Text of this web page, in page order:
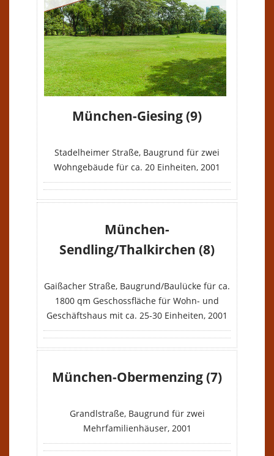
München-Giesing (9)
Stadelheimer Straße, Baugrund für zwei
Wohngebäude für ca. 20 Einheiten, 2001
VERKAUFTMünchen-
Sendling/Thalkirchen (8)
Gaißacher Straße, Baugrund/Baulücke für ca.
1800 qm Geschossfläche für Wohn- und
Geschäftshaus mit ca. 25-30 Einheiten, 2001
VERKAUFT
München-Obermenzing (7)
Grandlstraße, Baugrund für zwei
Mehrfamilienhäuser, 2001